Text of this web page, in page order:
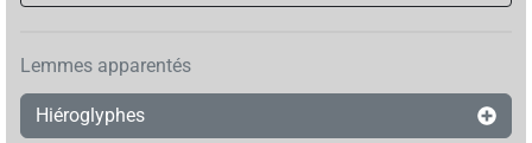
Lemmes apparentés
Hiéroglyphes